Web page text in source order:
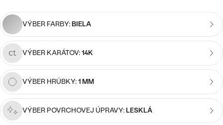
PODĽA TVARU DRAHOKAMU
NA MIERU
DIAMANTY
náušnice
Personalizované
prívesky
Najpredávanejšie
prstene
VÝBER FARBY:BIELA
VÝBER KARÁTOV:14K
VÝBER HRÚBKY:1 MM
VÝBER POVRCHOVEJ ÚPRAVY:LESKLÁ